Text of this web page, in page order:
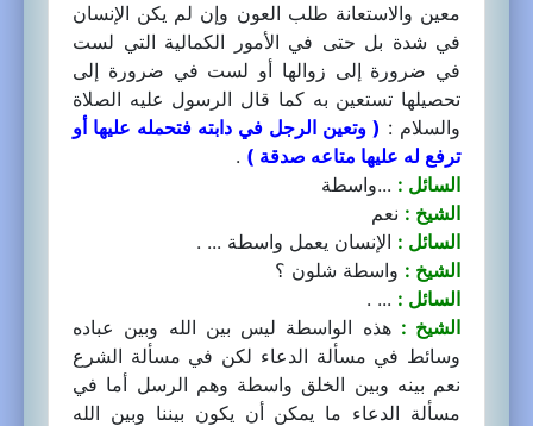
معين والاستعانة طلب العون وإن لم يكن الإنسان
في شدة بل حتى في الأمور الكمالية التي لست
في ضرورة إلى زوالها أو لست في ضرورة إلى
تحصيلها تستعين به كما قال الرسول عليه الصلاة
والسلام : ( وتعين الرجل في دابته فتحمله عليها أو
ترفع له عليها متاعه صدقة ) .
السائل : ...واسطة
الشيخ : نعم
السائل : الإنسان يعمل واسطة ... .
الشيخ : واسطة شلون ؟
السائل : ... .
الشيخ : هذه الواسطة ليس بين الله وبين عباده
وسائط في مسألة الدعاء لكن في مسألة الشرع
نعم بينه وبين الخلق واسطة وهم الرسل أما في
مسألة الدعاء ما يمكن أن يكون بيننا وبين الله